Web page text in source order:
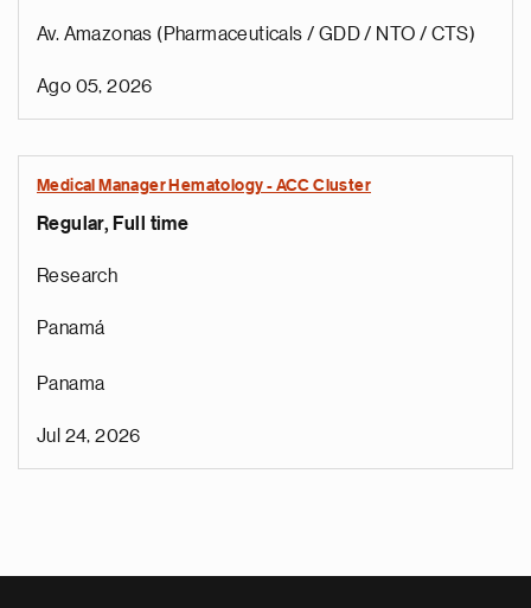
Av. Amazonas (Pharmaceuticals / GDD / NTO / CTS)
Ago 05, 2026
Medical Manager Hematology - ACC Cluster
Regular, Full time
Research
Panamá
Panama
Jul 24, 2026